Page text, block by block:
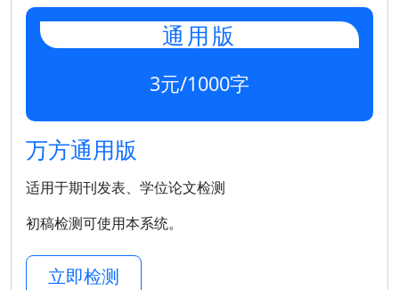
通用版
3元/1000字
万方通用版
适用于期刊发表、学位论文检测
初稿检测可使用本系统。
立即检测